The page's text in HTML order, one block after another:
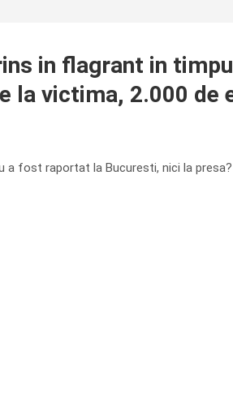
in flagrant in
la victima, 2.000 de
fost raportat la Bucuresti, nici la